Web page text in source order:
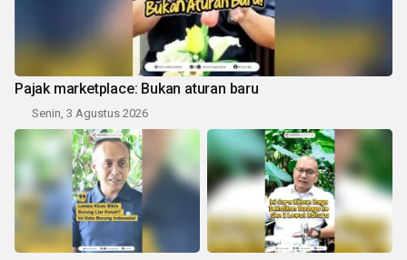
Pajak marketplace: Bukan aturan baru
Senin, 3 Agustus 2026